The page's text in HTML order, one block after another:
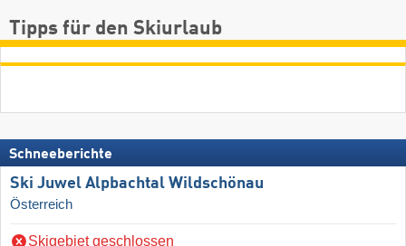
Tipps für den Skiurlaub
Schneeberichte
Ski Juwel Alpbachtal Wildschönau
Österreich
Skigebiet geschlossen